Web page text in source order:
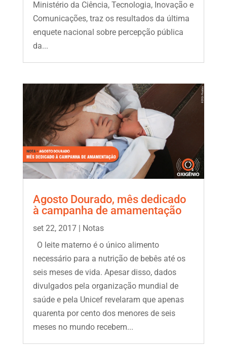
Ministério da Ciência, Tecnologia, Inovação e
Comunicações, traz os resultados da última
enquete nacional sobre percepção pública
da...
Agosto Dourado, mês dedicado
à campanha de amamentação
set 22, 2017| Notas
O leite materno é o único alimento
necessário para a nutrição de bebês até os
seis meses de vida. Apesar disso, dados
divulgados pela organização mundial de
saúde e pela Unicef revelaram que apenas
quarenta por cento dos menores de seis
meses no mundo recebem...